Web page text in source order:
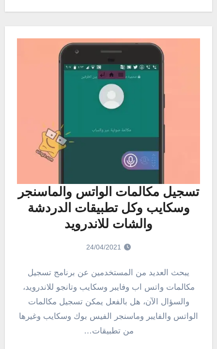
تسجيل مكالمات الواتس والماسنجر
وسكايب وكل تطبيقات الدردشة
والشات للاندرويد
24/04/2021
يبحث العديد من المستخدمين عن برنامج تسجيل
مكالمات واتس اب وفايبر وسكايب وتانجو للاندرويد،
والسؤال الآن، هل بالفعل يمكن تسجيل مكالمات
الواتس والفايبر وماسنجر الفيس بوك وسكايب وغيرها
من تطبيقات…